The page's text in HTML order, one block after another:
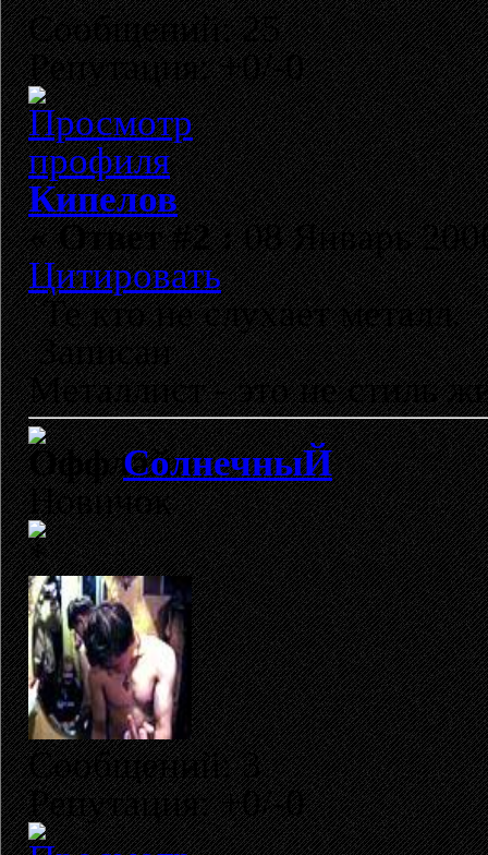
Сообщений: 25
Репутация: +0/-0
Кипелов
«Ответ #2 :08 Январь
Цитировать
Те кто не слухает металл.
Записан
Металлист - это не стиль
СолнечныЙ
Новичок
Сообщений: 3
Репутация: +0/-0